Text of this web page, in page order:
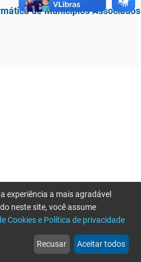
de Municípios Associados
web
Notícias
more_horiz
Mais
experiência a mais agradável
neste site, você assume
Cookies e Política de privacidade
Recusar Aceitar todos
favor tente novamente